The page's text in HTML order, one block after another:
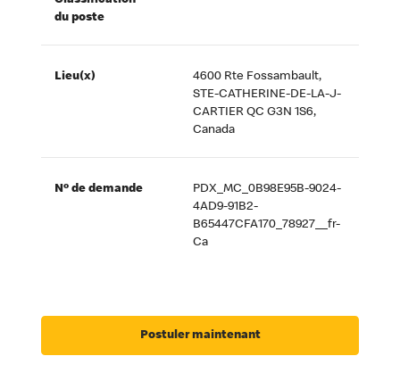
du poste
Lieu(x)
4600 Rte Fossambault,
STE-CATHERINE-DE-LA-J-
CARTIER QC G3N 1S6,
Canada
Nº de demande
PDX_MC_0B98E95B-9024-
4AD9-91B2-
B65447CFA170_78927__fr-
Ca
Postuler maintenant